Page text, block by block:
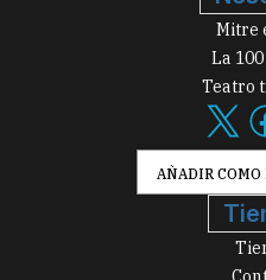
Mitre
La
Teatro
AÑADIR